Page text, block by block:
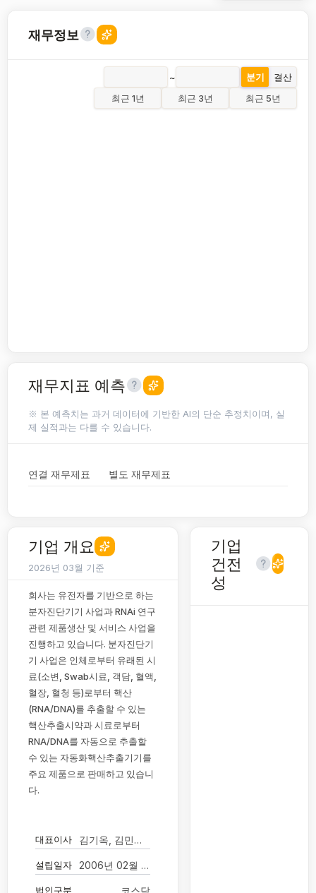
재무정보
~ 분기
결산
최근 1년
최근 3년 최근 5년
재무지표 예측
※ 본 예측치는 과거 데이터에 기반한 AI의 단순 추정치이며, 실
제 실적과는 다를 수 있습니다.
연결 재무제표 별도 재무제표
기업 개요
2026년 03월 기준
회사는 유전자를 기반으로 하는
분자진단기기 사업과 RNAi 연구
관련 제품생산 및 서비스 사업을
진행하고 있습니다. 분자진단기
기 사업은 인체로부터 유래된 시
료(소변, Swab시료, 객담, 혈액,
혈장, 혈청 등)로부터 핵산
(RNA/DNA)를 추출할 수 있는
핵산추출시약과 시료로부터
RNA/DNA를 자동으로 추출할
수 있는 자동화핵산추출기기를
주요 제품으로 판매하고 있습니
다.
대표이사 김기옥, 김민이(공동대표이사)
설립일자 2006년 02월 20일
법인구분 코스닥
기업
건전
성